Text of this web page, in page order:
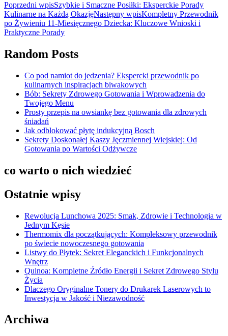
Poprzedni wpisSzybkie i Smaczne Posiłki: Eksperckie Porady
Kulinarne na Każdą OkazjęNastępny wpisKompletny Przewodnik
po Żywieniu 11-Miesięcznego Dziecka: Kluczowe Wnioski i
Praktyczne Porady
Random Posts
Co pod namiot do jedzenia? Ekspercki przewodnik po
kulinarnych inspiracjach biwakowych
Bób: Sekrety Zdrowego Gotowania i Wprowadzenia do
Twojego Menu
Prosty przepis na owsiankę bez gotowania dla zdrowych
śniadań
Jak odblokować płytę indukcyjną Bosch
Sekrety Doskonałej Kaszy Jęczmiennej Wiejskiej: Od
Gotowania po Wartości Odżywcze
co warto o nich wiedzieć
Ostatnie wpisy
Rewolucja Lunchowa 2025: Smak, Zdrowie i Technologia w
Jednym Kęsie
Thermomix dla początkujących: Kompleksowy przewodnik
po świecie nowoczesnego gotowania
Listwy do Płytek: Sekret Eleganckich i Funkcjonalnych
Wnętrz
Quinoa: Kompletne Źródło Energii i Sekret Zdrowego Stylu
Życia
Dlaczego Oryginalne Tonery do Drukarek Laserowych to
Inwestycja w Jakość i Niezawodność
Archiwa